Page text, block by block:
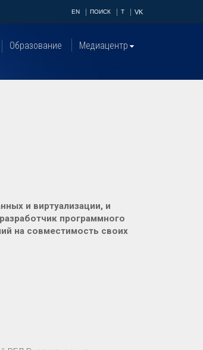
EN ПОИСК T VK
Образование Медиацентр
и виртуализации, и
программного
на совместимость своих